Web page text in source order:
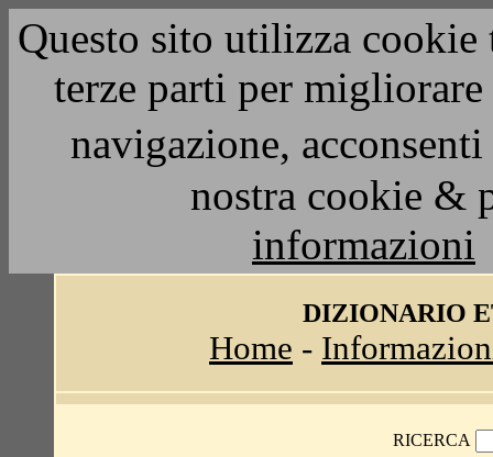
Questo sito utilizza
terze parti per
navigazione,
nostra cookie &
informazioni
DIZIONARIO
Home -
RICERCA